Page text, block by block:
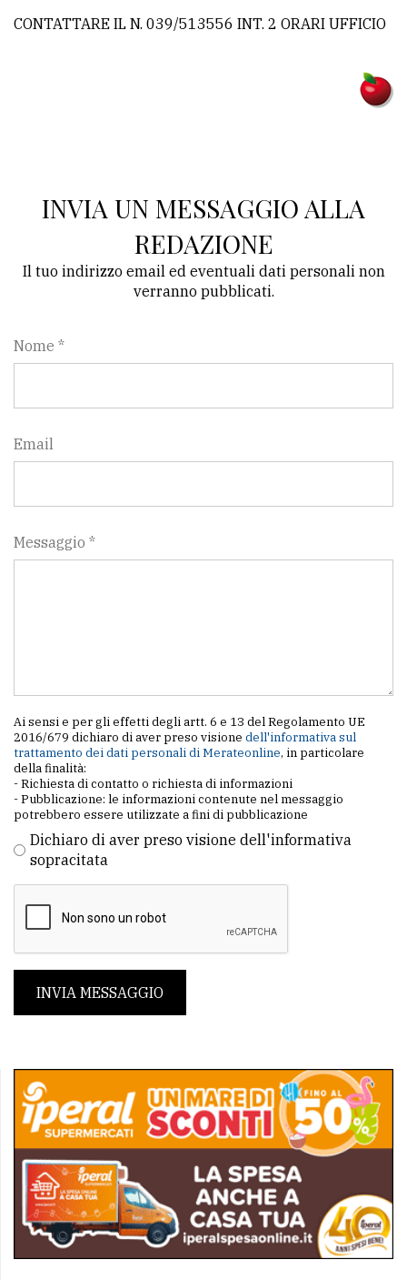
per
TESTATE
PRIVACY
Cookie
CONTATTARE IL N. 039/513556 INT. 2 ORARI UFFICIO
INVIA UN MESSAGGIO ALLA
REDAZIONE
Il tuo indirizzo email ed eventuali dati personali non
verranno pubblicati.
Nome *
Email
Messaggio *
Ai sensi e per gli effetti degli artt. 6 e 13 del Regolamento UE
2016/679 dichiaro di aver preso visione dell'informativa sul
trattamento dei dati personali di Merateonline, in particolare
della finalità:
- Richiesta di contatto o richiesta di informazioni
- Pubblicazione: le informazioni contenute nel messaggio
potrebbero essere utilizzate a fini di pubblicazione
Dichiaro di aver preso visione dell'informativa
sopracitata
INVIA MESSAGGIO